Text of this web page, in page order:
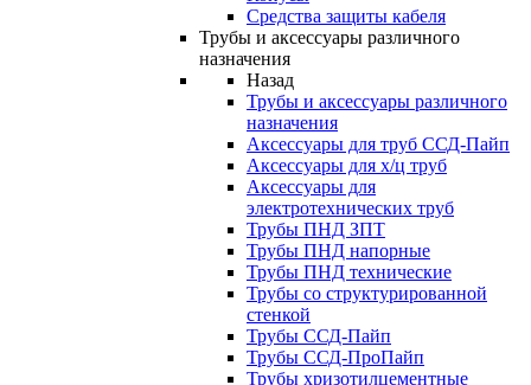
Средства защиты кабеля
Трубы и аксессуары различного
назначения
Назад
Трубы и аксессуары различного
назначения
Аксессуары для труб ССД-Пайп
Аксессуары для х/ц труб
Аксессуары для
электротехнических труб
Трубы ПНД ЗПТ
Трубы ПНД напорные
Трубы ПНД технические
Трубы со структурированной
стенкой
Трубы ССД-Пайп
Трубы ССД-ПроПайп
Трубы хризотилцементные